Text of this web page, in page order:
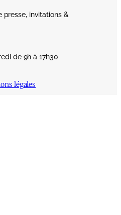
presse, invitations &
de 9h à 17h30
légales